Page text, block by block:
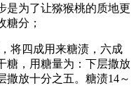
是为了让猕猴桃的质地更
糖分；
将四成用来糖渍，六成
糖，用糖量为：下层撒放
撒放十分之五。糖渍14～